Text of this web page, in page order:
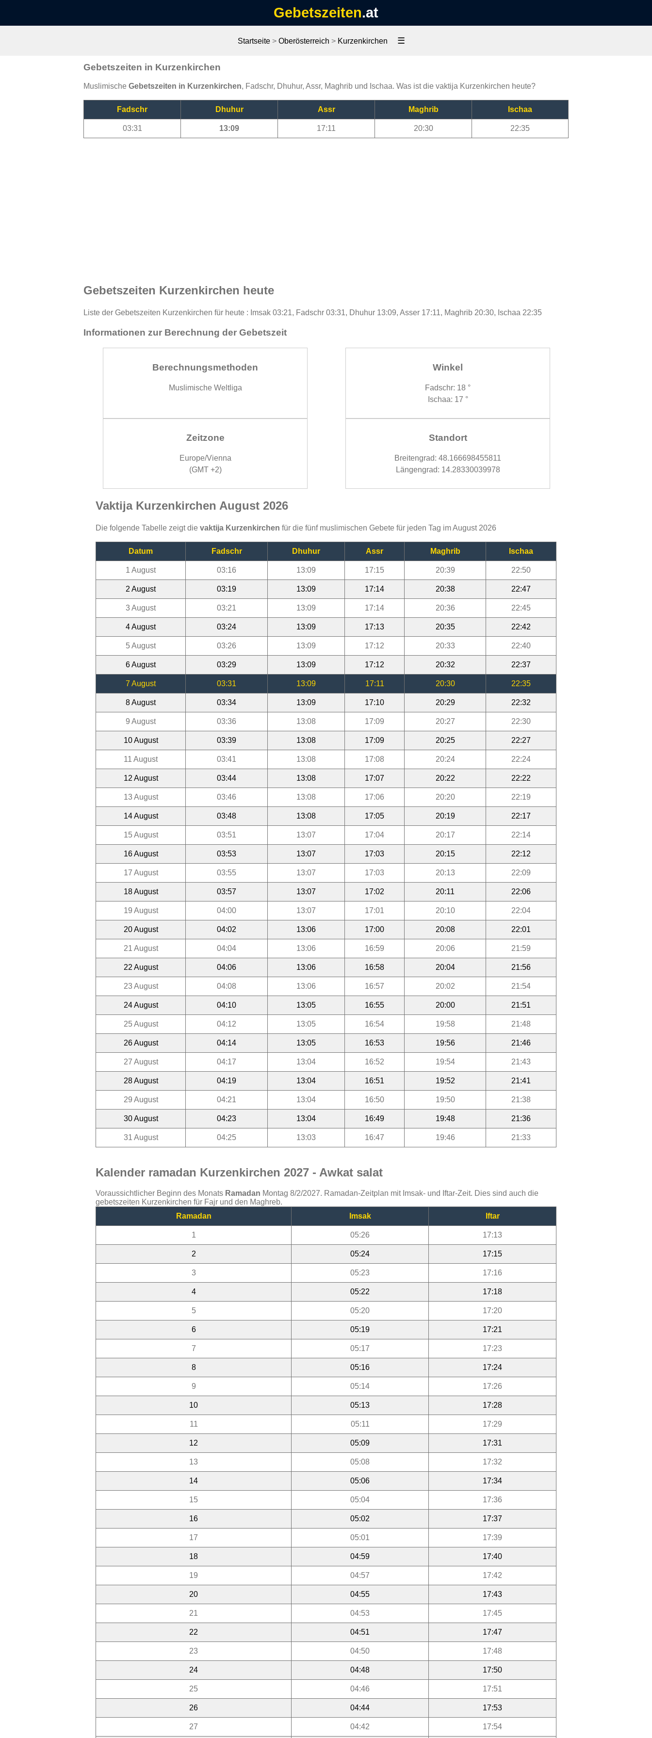
Gebetszeiten.at
Startseite> Oberösterreich > Kurzenkirchen ☰
Gebetszeiten in Kurzenkirchen
Muslimische Gebetszeiten in Kurzenkirchen, Fadschr, Dhuhur, Assr, Maghrib und Ischaa. Was ist die vaktija Kurzenkirchen heute?
Fadschr Dhuhur Assr Maghrib Ischaa
03:31 13:09 17:11 20:30 22:35
Gebetszeiten Kurzenkirchen heute
Liste der Gebetszeiten Kurzenkirchen für heute : Imsak 03:21, Fadschr 03:31, Dhuhur 13:09, Asser 17:11, Maghrib 20:30, Ischaa 22:35
Informationen zur Berechnung der Gebetszeit
Berechnungsmethoden
Muslimische Weltliga
Winkel
Fadschr: 18 °
Ischaa: 17 °
Zeitzone
Europe/Vienna
(GMT +2)
Standort
Breitengrad: 48.166698455811
Längengrad: 14.28330039978
Vaktija Kurzenkirchen August 2026
Die folgende Tabelle zeigt die vaktija Kurzenkirchen für die fünf muslimischen Gebete für jeden Tag im August 2026
Datum Fadschr Dhuhur Assr Maghrib Ischaa
1 August 03:16 13:09 17:15 20:39 22:50
2 August 03:19 13:09 17:14 20:38 22:47
3 August 03:21 13:09 17:14 20:36 22:45
4 August 03:24 13:09 17:13 20:35 22:42
5 August 03:26 13:09 17:12 20:33 22:40
6 August 03:29 13:09 17:12 20:32 22:37
7 August 03:31 13:09 17:11 20:30 22:35
8 August 03:34 13:09 17:10 20:29 22:32
9 August 03:36 13:08 17:09 20:27 22:30
10 August 03:39 13:08 17:09 20:25 22:27
11 August 03:41 13:08 17:08 20:24 22:24
12 August 03:44 13:08 17:07 20:22 22:22
13 August 03:46 13:08 17:06 20:20 22:19
14 August 03:48 13:08 17:05 20:19 22:17
15 August 03:51 13:07 17:04 20:17 22:14
16 August 03:53 13:07 17:03 20:15 22:12
17 August 03:55 13:07 17:03 20:13 22:09
18 August 03:57 13:07 17:02 20:11 22:06
19 August 04:00 13:07 17:01 20:10 22:04
20 August 04:02 13:06 17:00 20:08 22:01
21 August 04:04 13:06 16:59 20:06 21:59
22 August 04:06 13:06 16:58 20:04 21:56
23 August 04:08 13:06 16:57 20:02 21:54
24 August 04:10 13:05 16:55 20:00 21:51
25 August 04:12 13:05 16:54 19:58 21:48
26 August 04:14 13:05 16:53 19:56 21:46
27 August 04:17 13:04 16:52 19:54 21:43
28 August 04:19 13:04 16:51 19:52 21:41
29 August 04:21 13:04 16:50 19:50 21:38
30 August 04:23 13:04 16:49 19:48 21:36
31 August 04:25 13:03 16:47 19:46 21:33
Kalender ramadan Kurzenkirchen 2027 - Awkat salat
Voraussichtlicher Beginn des Monats Ramadan Montag 8/2/2027. Ramadan-Zeitplan mit Imsak- und Iftar-Zeit. Dies sind auch die
gebetszeiten Kurzenkirchen für Fajr und den Maghreb.
Ramadan
Imsak Iftar
1 05:26 17:13
2 05:24 17:15
3 05:23 17:16
4 05:22 17:18
5 05:20 17:20
6 05:19 17:21
7 05:17 17:23
8 05:16 17:24
9 05:14 17:26
10 05:13 17:28
11 05:11 17:29
12 05:09 17:31
13 05:08 17:32
14 05:06 17:34
15 05:04 17:36
16 05:02 17:37
17 05:01 17:39
18 04:59 17:40
19 04:57 17:42
20 04:55 17:43
21 04:53 17:45
22 04:51 17:47
23 04:50 17:48
24 04:48 17:50
25 04:46 17:51
26 04:44 17:53
27 04:42 17:54